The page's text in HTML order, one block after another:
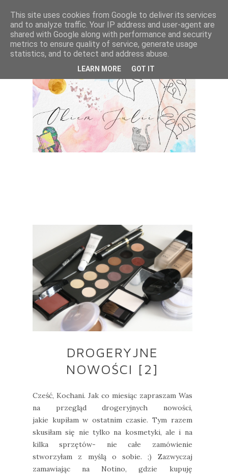
DROGERYJNE
NOWOŚCI [2]
Cześć, Kochani. Jak co miesiąc zapraszam Was
na przegląd drogeryjnych nowości,
jakie kupiłam w ostatnim czasie. Tym razem
skusiłam się nie tylko na kosmetyki, ale i na
kilka sprzętów- nie całe zamówienie
stworzyłam z myślą o sobie. ;) Zazwyczaj
zamawiając na Notino, gdzie kupuję
This site uses cookies from Google to deliver its services
and to analyze traffic. Your IP address and user-agent are
shared with Google along with performance and security
metrics to ensure quality of service, generate usage
statistics, and to detect and address abuse.
LEARN MORE GOT IT